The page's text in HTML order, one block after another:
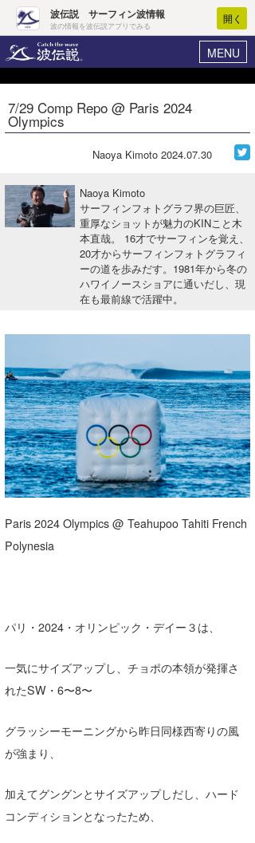
波伝説 サーフィン波情報
波の情報を波伝説アプリでみる
開く
MENU
ヘルプ マイホーム
ログイン
波情報･概況
WAVE HUNTER波予想ツール
サーフィンエリアガイド
今月のプレゼント
7/29 Comp Repo @ Paris 2024
Olympics
Naoya Kimoto 2024.07.30
Naoya Kimoto
サーフィンフォトグラフ界の巨匠、
重厚なショットが魅力のKINこと木
本直哉。 16才でサーフィンを覚え、
20才からサーフィンフォトグラフィ
ーの道を歩みだす。1981年から冬の
ハワイノースショアに通いだし、現
在も最前線で活躍中。
Paris 2024 Olympics @ Teahupoo Tahiti French
Polynesia
パリ・2024・オリンピック・デイー３は、
一気にサイズアップし、チョポの本領が発揮さ
れたSW・6〜8〜
グラッシーモーニングから昨日同様西寄りの風
が強まり、
加えてグングンとサイズアップしだし、ハード
コンディションとなったため、
Core Surf Japan
アート＆エンタメ
ショップ情報
ショップ情報
湘南
千葉北
伊豆
千葉南
大阪
四国
ウラナミ
お知らせ
その他
ルール＆How to
VOTE!
サーファーズ
Core Surf Japan
mitsuteru Kamio
メディア
SURFMEDIA
波伝説アンバサダー/プロライダー